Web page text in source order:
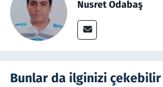
Nusret Odabaş
Bunlar da ilginizi çekebilir